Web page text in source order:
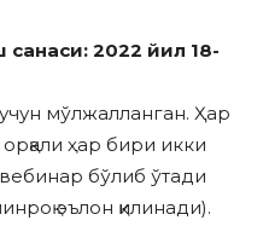
2022 йил 18-
мўлжалланган. Ҳар
ҳар бири икки
бўлиб ўтади
эълон қилинади).